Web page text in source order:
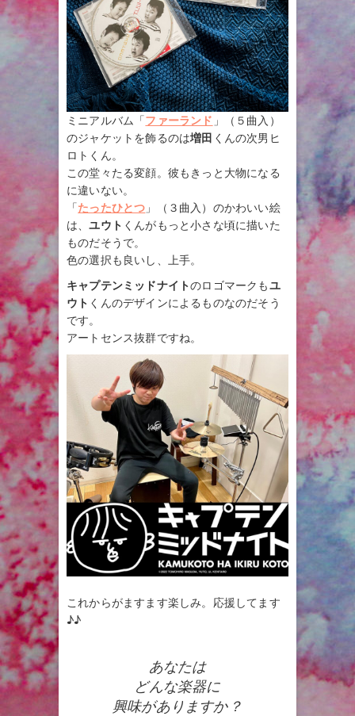
ミニアルバム「ファーランド 」（５曲入）
のジャケットを飾るのは増田 くんの次男ヒ
ロトくん。
この堂々たる変顔。彼もきっと大物になる
に違いない。
「たったひとつ 」（３曲入）のかわいい絵
は、ユウト くんがもっと小さな頃に描いた
ものだそうで。
色の選択も良いし、上手。
キャプテンミッドナイトのロゴマークもユ
ウト くんのデザインによるものなのだそう
です。
アートセンス抜群ですね。
これからがますます楽しみ。応援してます
♪♪
あなたは
どんな楽器に
興味がありますか？